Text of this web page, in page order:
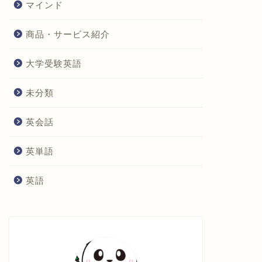
マインド
商品・サービス紹介
大学受験英語
未分類
英会話
英単語
英語